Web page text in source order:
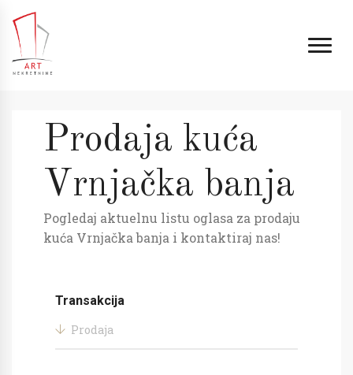
Prodaja kuća
Vrnjačka banja
Pogledaj aktuelnu listu oglasa za prodaju
kuća Vrnjačka banja i kontaktiraj nas!
Transakcija
Prodaja